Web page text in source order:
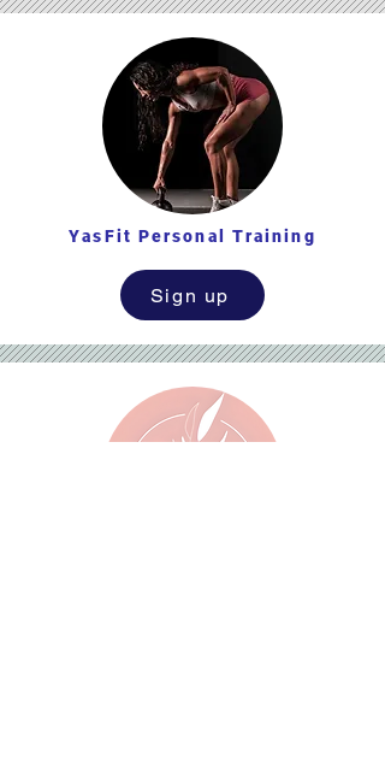
YasFit Personal Training
Sign up